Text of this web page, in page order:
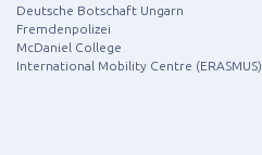
Deutsche Botschaft Ungarn
Fremdenpolizei
McDaniel College
International Mobility Centre (ERASMUS)